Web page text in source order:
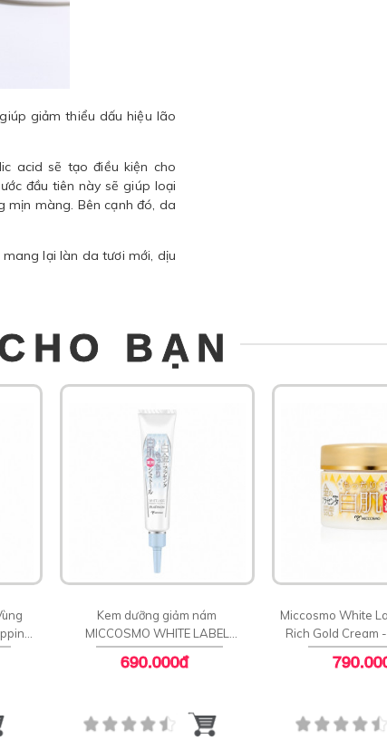
giảm thiểu dấu hiệu lão
acid sẽ tạo điều kiện cho
đầu tiên này sẽ giúp loại
mịn màng. Bên cạnh đó, da
lại làn da tươi mới, dịu
BẠN
Kem dưỡng giảm nám
MICCOSMO WHITE LABEL
PLATINUM PLACENTA
WHITENING CREAM
690.000đ
Miccosmo White
Rich Gold Cream
sáng ngăn